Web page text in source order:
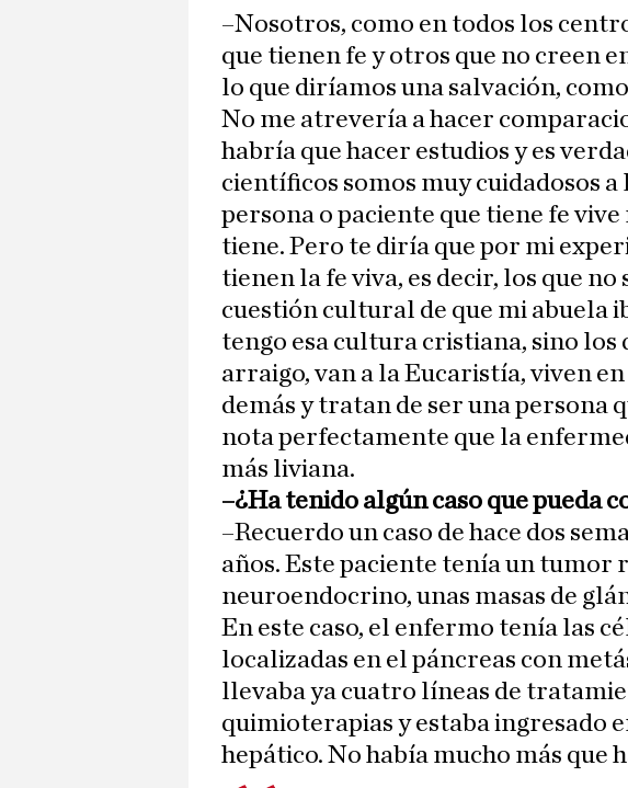
–Nosotros, como en todos los
que tienen fe y otros que no creen
lo que diríamos una salvación,
No me atrevería a hacer
habría que hacer estudios y es
científicos somos muy cuidadosos a
persona o paciente que tiene fe
tiene. Pero te diría que por mi
tienen la fe viva, es decir, los que
cuestión cultural de que mi abuela
tengo esa cultura cristiana, sino los
arraigo, van a la Eucaristía, viven
demás y tratan de ser una persona
nota perfectamente que la
más liviana.
–¿Ha tenido algún caso que pueda
–Recuerdo un caso de hace dos
años. Este paciente tenía un
neuroendocrino, unas masas de
En este caso, el enfermo tenía las
localizadas en el páncreas con
llevaba ya cuatro líneas de
quimioterapias y estaba ingresado
hepático. No había mucho más que